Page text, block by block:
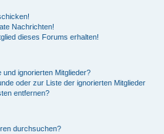
Nachrichten!
dieses Forums erhalten!
ignorierten Mitglieder?
oder zur Liste der ignorierten Mitglieder
entfernen?
durchsuchen?